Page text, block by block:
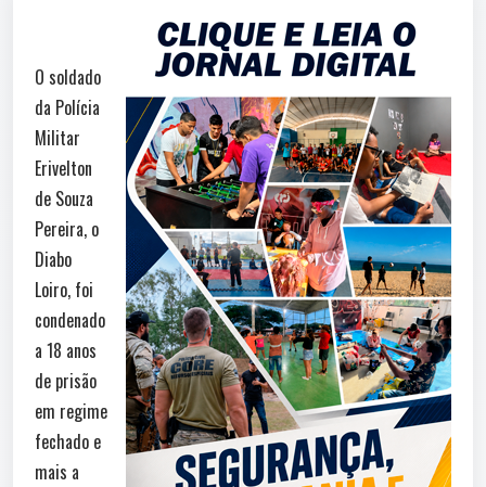
O soldado
da Polícia
Militar
Erivelton
de Souza
Pereira, o
Diabo
Loiro, foi
condenado
a 18 anos
de prisão
em regime
fechado e
mais a